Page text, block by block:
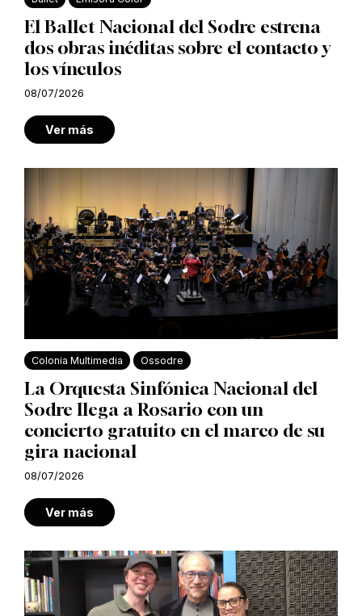
El Ballet Nacional del Sodre estrena
dos obras inéditas sobre el contacto y
los vínculos
08/07/2026
Ver más
Colonia Multimedia Ossodre
La Orquesta Sinfónica Nacional del
Sodre llega a Rosario con un
concierto gratuito en el marco de su
gira nacional
08/07/2026
Ver más